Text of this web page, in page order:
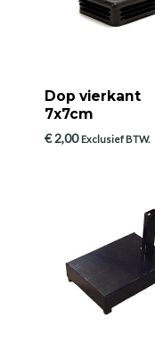
Dop vierkant
7x7cm
€2,00 Exclusief BTW.